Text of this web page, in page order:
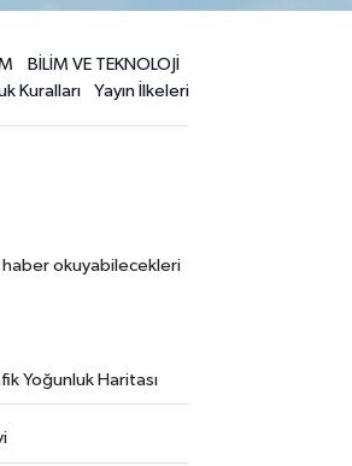
BİLİM VE TEKNOLOJİ
Kuralları Yayın İlkeleri
haber okuyabilecekleri
Yoğunluk Haritası